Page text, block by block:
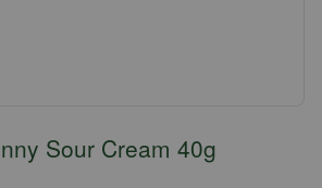
Sour Cream 40g